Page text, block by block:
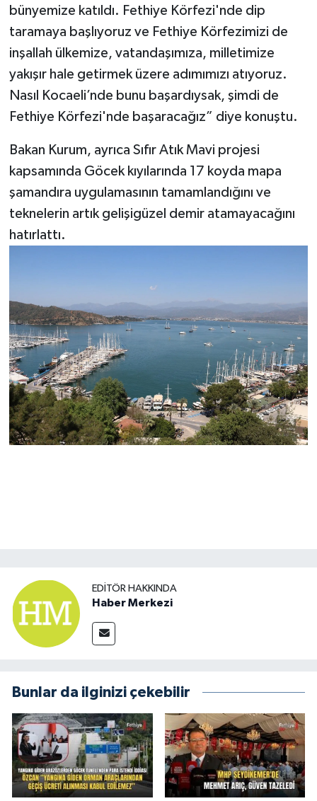
bünyemize katıldı. Fethiye Körfezi'nde dip
taramaya başlıyoruz ve Fethiye Körfezimizi de
inşallah ülkemize, vatandaşımıza, milletimize
yakışır hale getirmek üzere adımımızı atıyoruz.
Nasıl Kocaeli’nde bunu başardıysak, şimdi de
Fethiye Körfezi'nde başaracağız” diye konuştu.
Bakan Kurum, ayrıca Sıfır Atık Mavi projesi
kapsamında Göcek kıyılarında 17 koyda mapa
şamandıra uygulamasının tamamlandığını ve
teknelerin artık gelişigüzel demir atamayacağını
hatırlattı.
EDITÖR HAKKINDA
Haber Merkezi
Bunlar da ilginizi çekebilir